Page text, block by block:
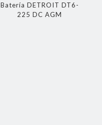
Batería DETROIT DT6-
225 DC AGM